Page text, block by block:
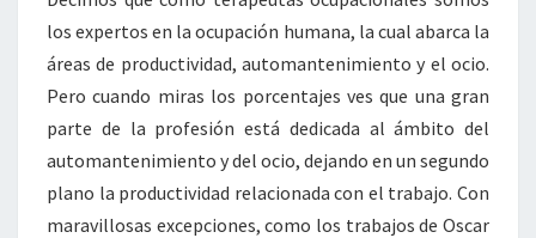
los expertos en la ocupación humana, la cual abarca la
áreas de productividad, automantenimiento y el ocio.
Pero cuando miras los porcentajes ves que una gran
parte de la profesión está dedicada al ámbito del
automantenimiento y del ocio, dejando en un segundo
plano la productividad relacionada con el trabajo. Con
maravillosas excepciones, como los trabajos de Oscar